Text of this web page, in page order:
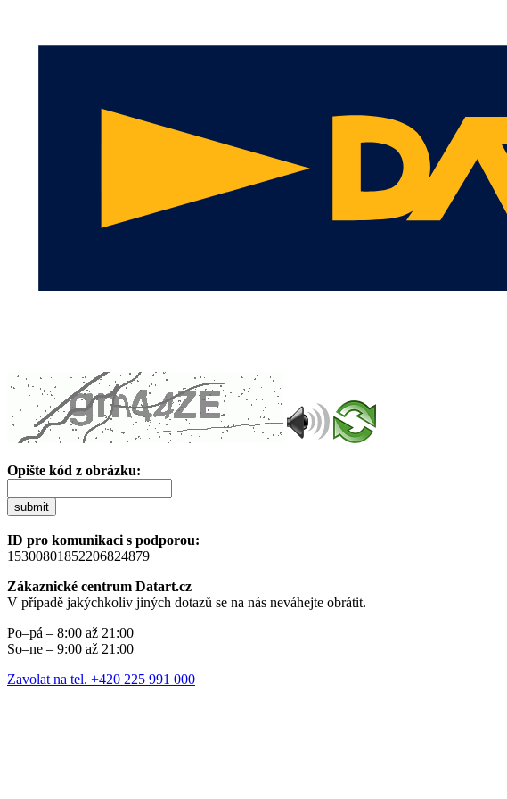
Opište kód z obrázku:
submit
ID pro komunikaci s podporou:
15300801852206824879
Zákaznické centrum Datart.cz
V případě jakýchkoliv jiných dotazů se na nás neváhejte obrátit.
Po–pá – 8:00 až 21:00
So–ne – 9:00 až 21:00
Zavolat na tel. +420 225 991 000